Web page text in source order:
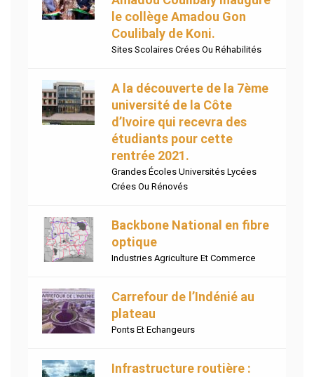
le collège Amadou Gon
Coulibaly de Koni.
Sites Scolaires Crées Ou Réhabilités
A la découverte de la 7ème
université de la Côte
d’Ivoire qui recevra des
étudiants pour cette
rentrée 2021.
Grandes Écoles Universités Lycées
Crées Ou Rénovés
Backbone National en fibre
optique
Industries Agriculture Et Commerce
Carrefour de l’Indénié au
plateau
Ponts Et Echangeurs
Infrastructure routière :